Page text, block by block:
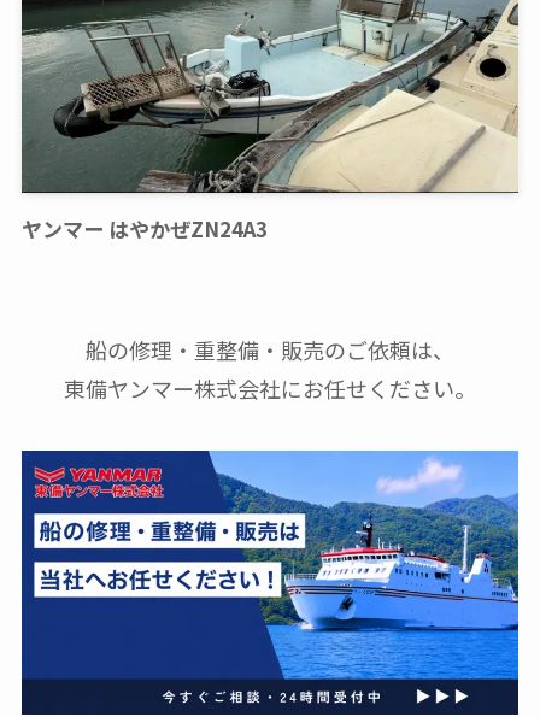
ヤンマー はやかぜZN24A3
船の修理・重整備・販売のご依頼は、
東備ヤンマー株式会社にお任せください。